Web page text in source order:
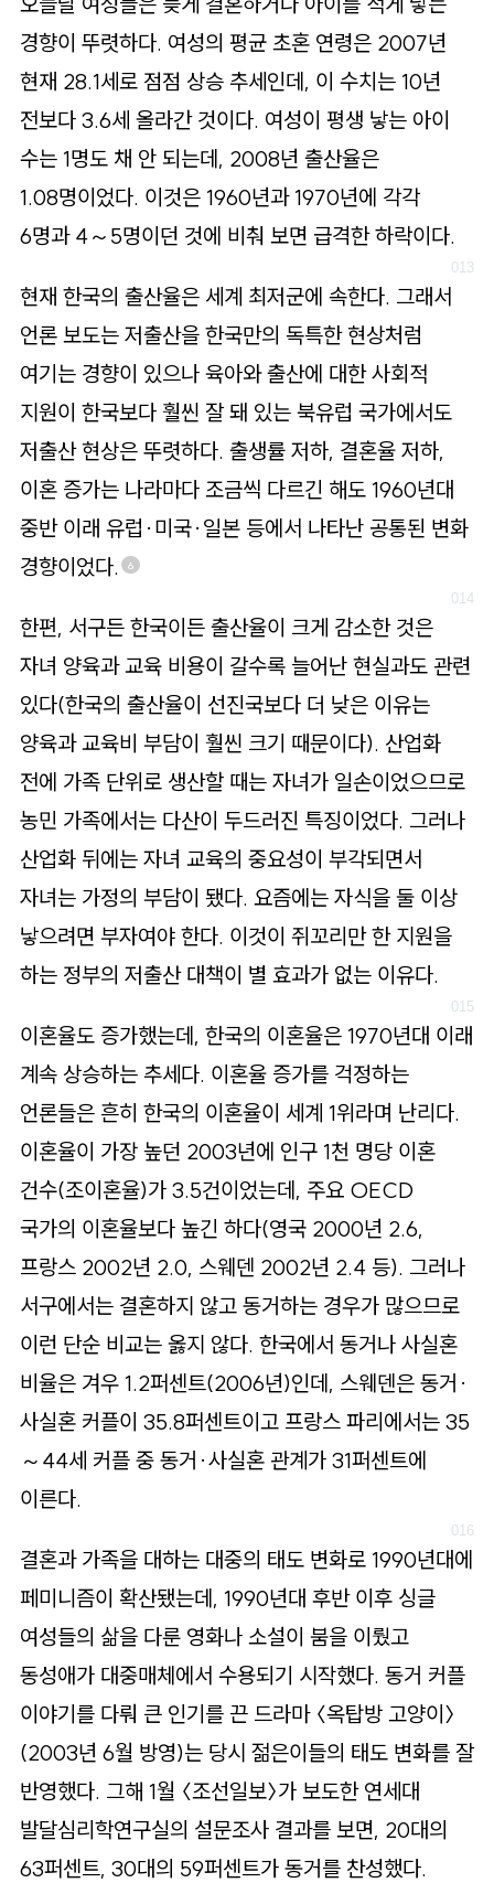
경향이 뚜렷하다. 여성의 평균 초혼 연령은 2007년
현재 28.1세로 점점 상승 추세인데, 이 수치는 10년
전보다 3.6세 올라간 것이다. 여성이 평생 낳는 아이
수는 1명도 채 안 되는데, 2008년 출산율은
1.08명이었다. 이것은 1960년과 1970년에 각각
6명과 4～5명이던 것에 비춰 보면 급격한 하락이다.
현재 한국의 출산율은 세계 최저군에 속한다. 그래서
언론 보도는 저출산을 한국만의 독특한 현상처럼
여기는 경향이 있으나 육아와 출산에 대한 사회적
지원이 한국보다 훨씬 잘 돼 있는 북유럽 국가에서도
저출산 현상은 뚜렷하다. 출생률 저하, 결혼율 저하,
이혼 증가는 나라마다 조금씩 다르긴 해도 1960년대
중반 이래 유럽·미국·일본 등에서 나타난 공통된 변화
경향이었다.
6
한편, 서구든 한국이든 출산율이 크게 감소한 것은
자녀 양육과 교육 비용이 갈수록 늘어난 현실과도 관련
있다(한국의 출산율이 선진국보다 더 낮은 이유는
양육과 교육비 부담이 훨씬 크기 때문이다). 산업화
전에 가족 단위로 생산할 때는 자녀가 일손이었으므로
농민 가족에서는 다산이 두드러진 특징이었다. 그러나
산업화 뒤에는 자녀 교육의 중요성이 부각되면서
자녀는 가정의 부담이 됐다. 요즘에는 자식을 둘 이상
낳으려면 부자여야 한다. 이것이 쥐꼬리만 한 지원을
하는 정부의 저출산 대책이 별 효과가 없는 이유다.
이혼율도 증가했는데, 한국의 이혼율은 1970년대 이래
계속 상승하는 추세다. 이혼율 증가를 걱정하는
언론들은 흔히 한국의 이혼율이 세계 1위라며 난리다.
이혼율이 가장 높던 2003년에 인구 1천 명당 이혼
건수(조이혼율)가 3.5건이었는데, 주요 OECD
국가의 이혼율보다 높긴 하다(영국 2000년 2.6,
프랑스 2002년 2.0, 스웨덴 2002년 2.4 등). 그러나
서구에서는 결혼하지 않고 동거하는 경우가 많으므로
이런 단순 비교는 옳지 않다. 한국에서 동거나 사실혼
비율은 겨우 1.2퍼센트(2006년)인데, 스웨덴은 동거·
사실혼 커플이 35.8퍼센트이고 프랑스 파리에서는 35
～44세 커플 중 동거·사실혼 관계가 31퍼센트에
이른다.
결혼과 가족을 대하는 대중의 태도 변화로 1990년대에
페미니즘이 확산됐는데, 1990년대 후반 이후 싱글
여성들의 삶을 다룬 영화나 소설이 붐을 이뤘고
동성애가 대중매체에서 수용되기 시작했다. 동거 커플
이야기를 다뤄 큰 인기를 끈 드라마 〈옥탑방 고양이〉
(2003년 6월 방영)는 당시 젊은이들의 태도 변화를 잘
반영했다. 그해 1월 〈조선일보〉가 보도한 연세대
발달심리학연구실의 설문조사 결과를 보면, 20대의
63퍼센트, 30대의 59퍼센트가 동거를 찬성했다.